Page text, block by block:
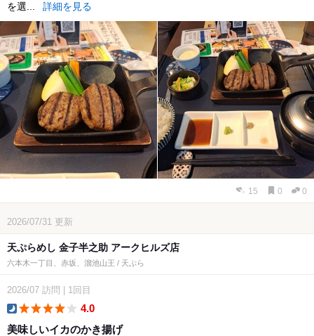
を選...
詳細を見る
15 0 0
2026/07/31 更新
天ぷらめし 金子半之助 アークヒルズ店
六本木一丁目、赤坂、溜池山王 / 天ぷら
2026/07 訪問 1回目
4.0
美味しいイカのかき揚げ